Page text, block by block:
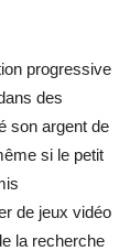
progressive
des
son argent de
si le petit
de jeux vidéo
la recherche